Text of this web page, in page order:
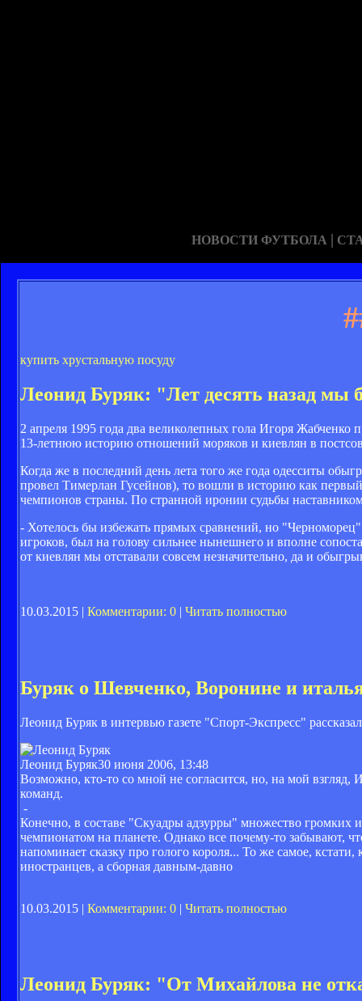
НОВОСТИ ФУТБОЛА |
купить хрустальную посуду
Леонид Буряк: "Лет десять назад
2 апреля 1995 года два великолепных гола Игоря
13-летнюю историю отношений моряков и киевлян в
Когда же в последний день лета того же года одесситы
провел Тимерлан Гусейнов), то вошли в историю как
чемпионов страны. По странной иронии судьбы
- Хотелось бы избежать прямых сравнений, но
игроков, был на голову сильнее нынешнего и вполне
от киевлян мы отставали совсем незначительно, да и
10.03.2015 | Комментарии: 0 | Читать полностью
Буряк о Шевченко, Воронине и
Леонид Буряк в интервью газете "Спорт-Экспресс"
Леонид Буряк30 июня 2006, 13:48
Возможно, кто-то со мной не согласится, но, на мой
команд.
-
Конечно, в составе "Скуадры адзурры" множество
чемпионатом на планете. Однако все почему-то забывают,
напоминает сказку про голого короля... То же самое,
иностранцев, а сборная давным-давно
10.03.2015 | Комментарии: 0 | Читать полностью
Леонид Буряк: "От Михайлова не